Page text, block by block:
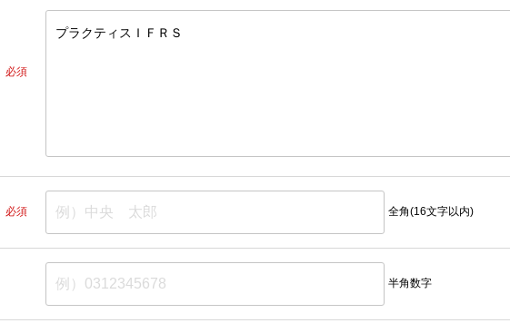
必須
必須 全角(16文字以内)
半角数字